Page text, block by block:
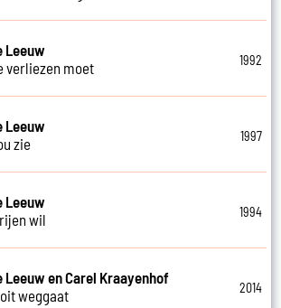
Leeuw
verliezen moet
1992
Leeuw
zie
1997
Leeuw
wil
1994
Leeuw en Carel Kraayenhof
weggaat
2014